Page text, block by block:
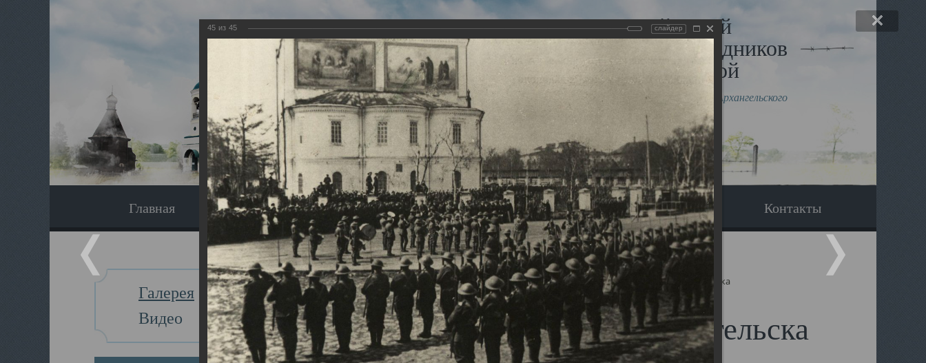
Виртуальный музей
Новомучеников и исповедников
Земли Архангельской
Сайт создан по благословлению митрополита Архангельского
и Холмогорского Даниила
Главная Экскурсия Наследники Галерея Вопрос-ответ Контакты
Галерея
Видео
Главная Галерея Храмы-мученики Архангельска Свято-Троицкий собор Архангельска
Свято-Троицкий собор Архангельска
45 из 45 слайдер